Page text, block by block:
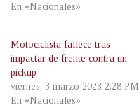
En «Nacionales»
Motociclista fallece tras
impactar de frente contra un
pickup
viernes, 3 marzo 2023 2:28 PM
En «Nacionales»